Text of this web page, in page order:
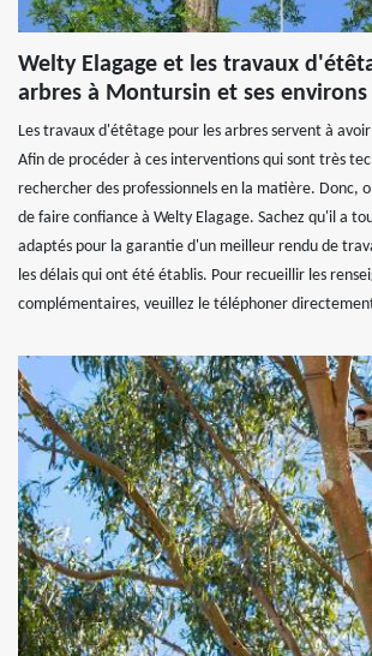
Welty Elagage et les travaux
arbres à Montursin et ses environs
Les travaux d'étêtage pour les arbres servent à
Afin de procéder à ces interventions qui sont très
rechercher des professionnels en la matière. Donc,
de faire confiance à Welty Elagage. Sachez qu'il a
adaptés pour la garantie d'un meilleur rendu de
les délais qui ont été établis. Pour recueillir les
complémentaires, veuillez le téléphoner